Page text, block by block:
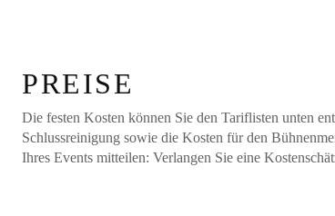
PREISE
Die festen Kosten können Sie den Tariflisten unten
Schlussreinigung sowie die Kosten für den
Ihres Events mitteilen: Verlangen Sie eine